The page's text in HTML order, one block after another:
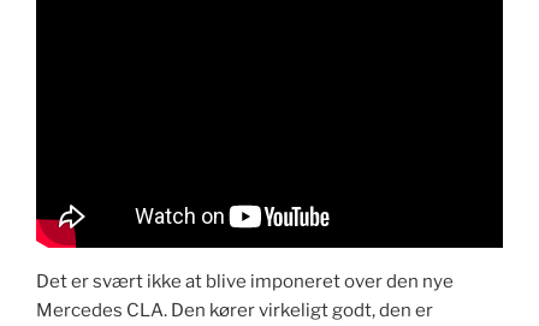
​​Det er svært ikke at blive imponeret over den nye
Mercedes CLA. Den kører virkeligt godt, den er